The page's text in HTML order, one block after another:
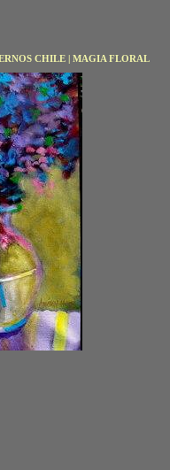
CHILE | MAGIA FLORAL